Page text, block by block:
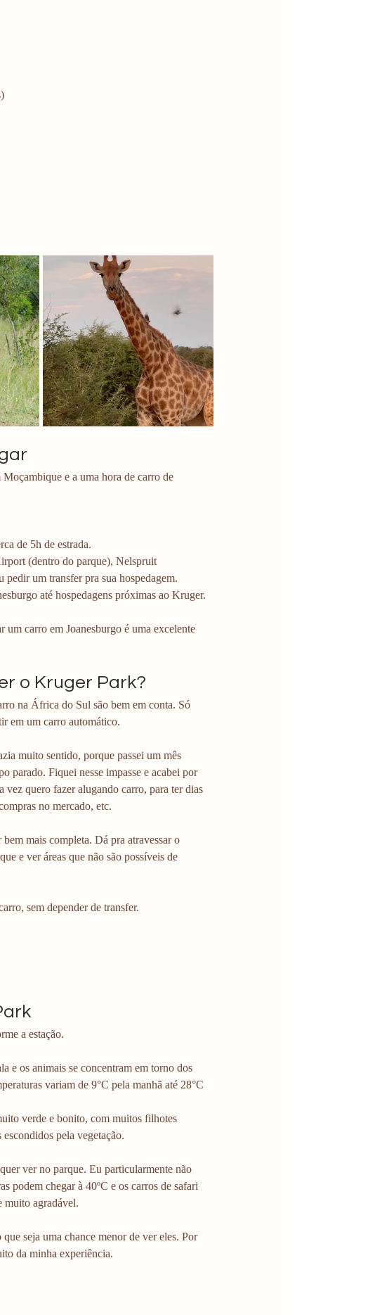
e a uma hora de carro de
de 5h de estrada.
(dentro do parque), Nelspruit
um transfer pra sua hospedagem.
até hospedagens próximas ao Kruger.
um carro em Joanesburgo é uma excelente
o Kruger Park?
na África do Sul são bem em conta. Só
em um carro automático.
muito sentido, porque passei um mês
parado. Fiquei nesse impasse e acabei por
quero fazer alugando carro, para ter dias
no mercado, etc.
mais completa. Dá pra atravessar o
e ver áreas que não são possíveis de
sem depender de transfer.
a estação.
e os animais se concentram em torno dos
variam de 9°C pela manhã até 28°C
verde e bonito, com muitos filhotes
pela vegetação.
ver no parque. Eu particularmente não
podem chegar à 40ºC e os carros de safari
muito agradável.
seja uma chance menor de ver eles. Por
da minha experiência.